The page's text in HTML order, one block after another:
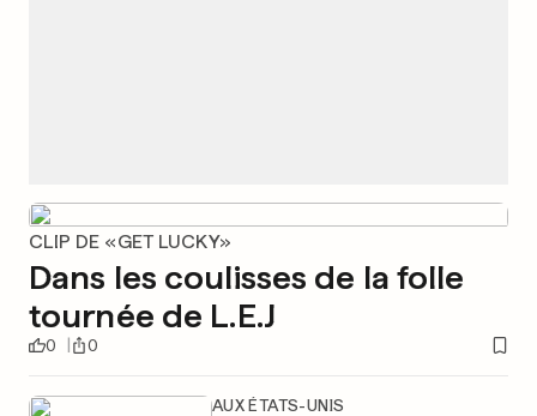
CLIP DE «GET LUCKY»
Dans les coulisses de la folle
tournée de L.E.J
0 0
AUX ÉTATS-UNIS